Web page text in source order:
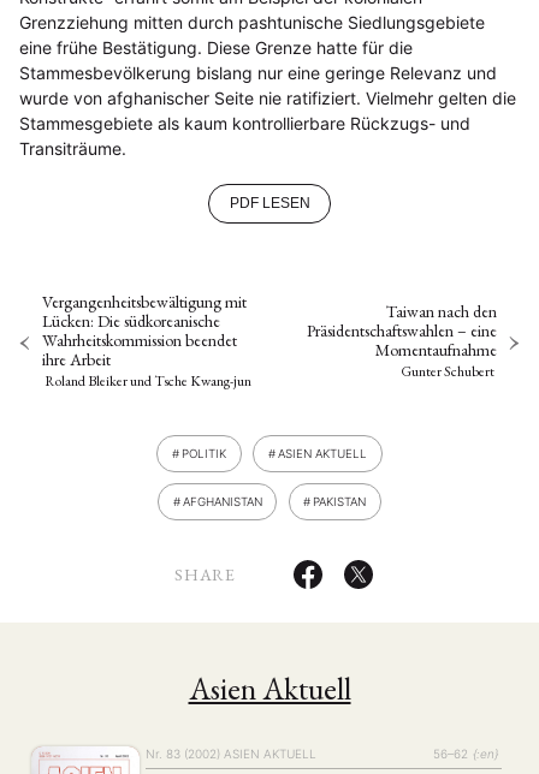
Grenzziehung mitten durch pashtunische Siedlungsgebiete
eine frühe Bestätigung. Diese Grenze hatte für die
Stammesbevölkerung bislang nur eine geringe Relevanz und
wurde von afghanischer Seite nie ratifiziert. Vielmehr gelten die
Stammesgebiete als kaum kontrollierbare Rückzugs- und
Transiträume.
PDF LESEN
Vergangenheitsbewältigung mit
Lücken: Die südkoreanische
Wahrheitskommission beendet
ihre Arbeit
Roland BleikerundTsche Kwang-jun
Taiwan nach den
Präsidentschaftswahlen – eine
Momentaufnahme
Gunter Schubert
POLITIK ASIEN AKTUELL
AFGHANISTAN PAKISTAN
SHARE
Asien Aktuell
Nr. 83 (2002) ASIEN AKTUELL 56–62 {:en}